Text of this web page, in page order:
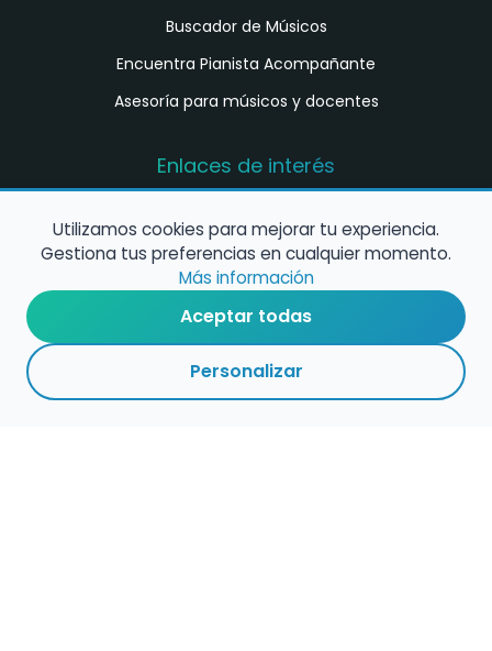
Buscador de Músicos
Encuentra Pianista Acompañante
Asesoría para músicos y docentes
Enlaces de interés
música en España
Configura alertas de empleo
Contacta con nosotros
Utilizamos cookies para mejorar tu experiencia.
Gestiona tus preferencias en cualquier momento.
Más información
Aceptar todas
Personalizar